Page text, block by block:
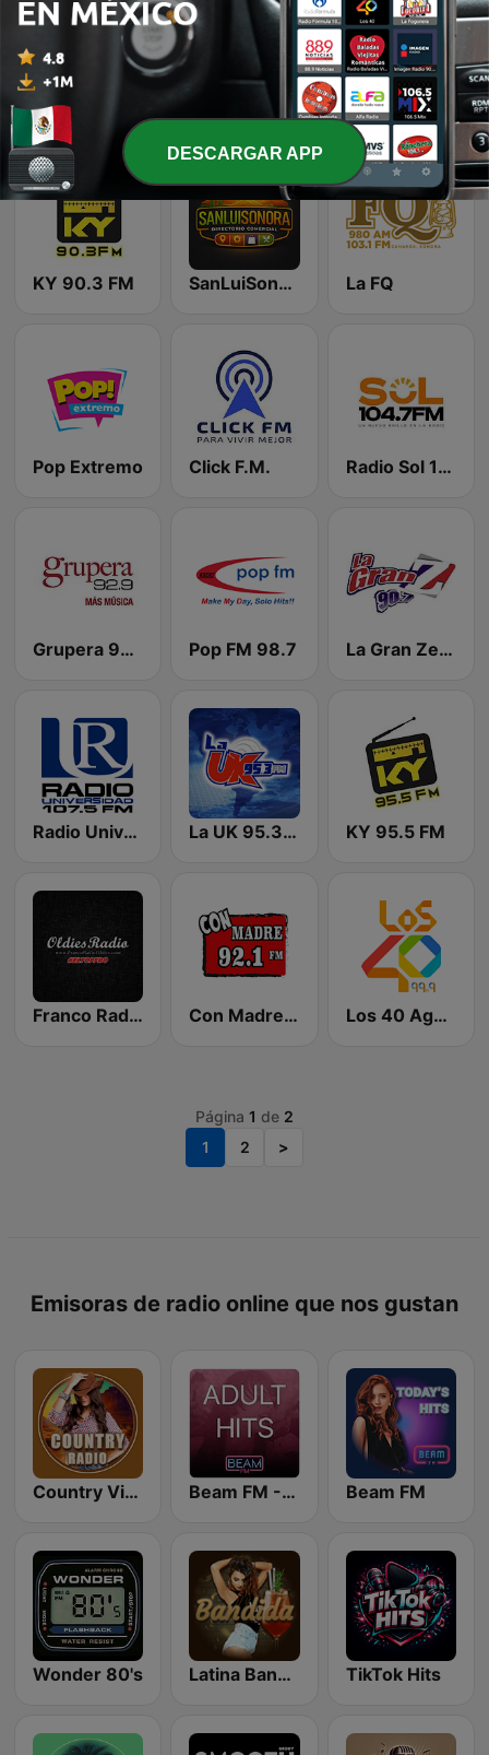
KY 90.3 FM SanLuiSonora La FQ
Pop Extremo Click F.M. Radio Sol 104.7 FM Hermosillo
Grupera 92.9 Pop FM 98.7 La Gran Zeta 90.7 FM
Radio Universidad 107.5 La UK 95.3 FM KY 95.5 FM
Franco Radio Oldies Con Madre 92.1 FM Los 40 Agua Prieta
Página 1 de 2
1
2 >
Emisoras de radio online que nos gustan
Country Vibes Beam FM - Adult Hits Beam FM
Wonder 80's Latina Bandida! TikTok Hits
DESCARGAR APP